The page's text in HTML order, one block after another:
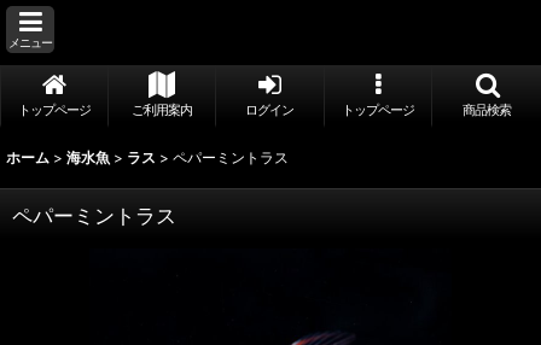
メニュー
トップページ ご利用案内 ログイン トップページ 商品検索
ホーム > 海水魚 > ラス > ペパーミントラス
ペパーミントラス